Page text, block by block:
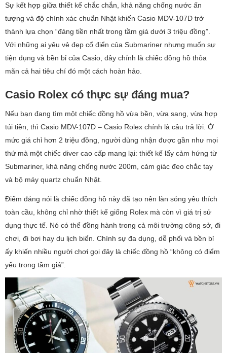
Sự kết hợp giữa thiết kế chắc chắn, khả năng chống nước ấn
tượng và độ chính xác chuẩn Nhật khiến Casio MDV-107D trở
thành lựa chọn “đáng tiền nhất trong tầm giá dưới 3 triệu đồng”.
Với những ai yêu vẻ đẹp cổ điển của Submariner nhưng muốn sự
tiện dụng và bền bỉ của Casio, đây chính là chiếc đồng hồ thỏa
mãn cả hai tiêu chí đó một cách hoàn hảo.
Casio Rolex có thực sự đáng mua?
Nếu bạn đang tìm một chiếc đồng hồ vừa bền, vừa sang, vừa hợp
túi tiền, thì Casio MDV-107D – Casio Rolex chính là câu trả lời. Ở
mức giá chỉ hơn 2 triệu đồng, người dùng nhận được gần như mọi
thứ mà một chiếc diver cao cấp mang lại: thiết kế lấy cảm hứng từ
Submariner, khả năng chống nước 200m, cảm giác đeo chắc tay
và bộ máy quartz chuẩn Nhật.
Điểm đáng nói là chiếc đồng hồ này đã tạo nên làn sóng yêu thích
toàn cầu, không chỉ nhờ thiết kế giống Rolex mà còn vì giá trị sử
dụng thực tế. Nó có thể đồng hành trong cả môi trường công sở, đi
chơi, đi bơi hay du lịch biển. Chính sự đa dụng, dễ phối và bền bỉ
ấy khiến nhiều người chơi gọi đây là chiếc đồng hồ “không có điểm
yếu trong tầm giá”.